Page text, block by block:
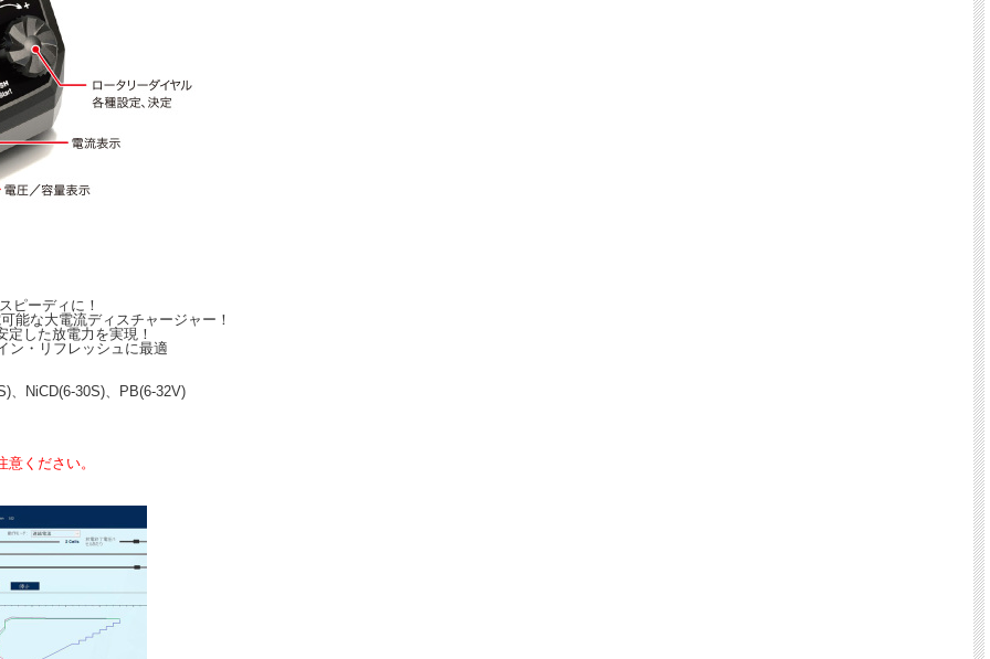
ピーディに！
能な大電流ディスチャージャー！
した放電力を実現！
ン・リフレッシュに最適
、NiCD(6-30S)、PB(6-32V)
ください。